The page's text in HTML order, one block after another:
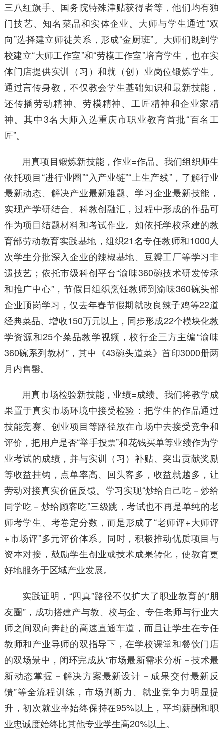
三八红旗手、国务院特殊津贴获得者等，他们均有独
门技艺、知名菜品和实体企业。大师与学生通过“双
向”选择建立师徒关系，形成“金厨班”。大师们既到学
校建立“大师工作室”和“劳模工作室”培育学生，也在实
体门店提供实训（习）和就（创）业岗位锻炼学生。
通过言传身教，不仅教会学生基础知识和最新技能，
还传播劳动精神、劳模精神、工匠精神和企业家精
神。其中3名大师入选重庆市职业教育首批“百名工
匠”。
用真项目锻炼新技能，作业=作品。我们组织师生
依托项目“进行业圈”“入产业链”“上生产线”，了解行业
最新动态、解决产业最新难题、学习企业最新技能，
实现产学研结合、科教创融汇，过程中形成的作品可
作为项目结题材料和考试作业。如依托学校承建的教
育部劳动教育实践基地，组织21名专任教师和1000人
次学生分批深入企业的辣椒基地、豆瓣工厂等学习非
遗技艺；依托市级科创平台“渝味360碗技术研发传承
和推广中心”，节假日组织烹饪教师到渝味360碗头部
企业顶岗学习，仅去年春节假期就改良辣子鸡等22道
经典菜品、增收150万元以上，同步形成22个模块化教
学资源和25个菜品教学视频，校行企三方主编“渝味
360碗系列教材”，其中《43碗头道菜》首印3000册两
月内售罄。
用真市场检验新技能，业绩=成绩。我们将教学成
果置于真实市场环境中接受检验：把学生的作品通过
技能竞赛、创业项目等路径放在市场中去接受竞争和
评价，把用户是否“举手投票”和花钱买单等业绩作为学
业考试的成绩，并与实训（习）补贴、突出贡献奖励
等收益挂钩，点单率高、回头客多，收益就越多，让
劳动对接真实价值反馈。学习实现“炒给自己吃－炒给
同学吃－炒给顾客吃”三级跳，考试也不再是单纯的老
师考学生、考卷定分数，而是形成了“老师评+大师评
+市场评”多元评价体系。同时，积极推动优质项目与
资本对接，鼓励学生创业或技术成果转化，使教育更
好地服务于区域产业发展。
实践证明，“四真”路径不仅扩大了职业教育的“朋
友圈”，成功搭建产与教、校与企、专任老师与行业大
师之间双向奔赴的高速直通车道，而且让学生在专任
教师和产业导师的双指导下，在学校课堂和餐饮门店
的双场景中，闭环完成从“市场最新需求分析－技术最
新动态掌握－解决方案最新设计－成果交付最新反
馈”等全流程训练，市场判断力、就业竞争力明显提
升，初次就业率始终保持在95%以上，平均薪酬和职
业忠诚度始终比其他专业学生高20%以上。